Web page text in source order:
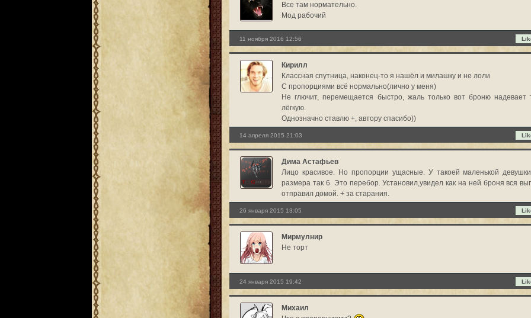
Все там нормательно.
Мод рабочий
11 ноября 2016 12:56
Кирилл
Классная спутница, наконец-то я нашёл и милашку и не лоли
С пропорциями всё нормально(лично у меня)
Не глючит, перемещается быстро, жаль только вот броню надевает
лёгкую.
Однозначно ставлю +, автору спасибо))
14 апреля 2015 21:03
Дима Астафьев
Лицо красивое. Но пропорции ущасные. У такоей маленькой девушки
размера так 6. Это перебор. Установил,увидел как на ней броня вся
отправил домой. + за старания.
26 января 2015 13:05
Мирмулнир
Не торт
24 января 2015 19:42
Михаил